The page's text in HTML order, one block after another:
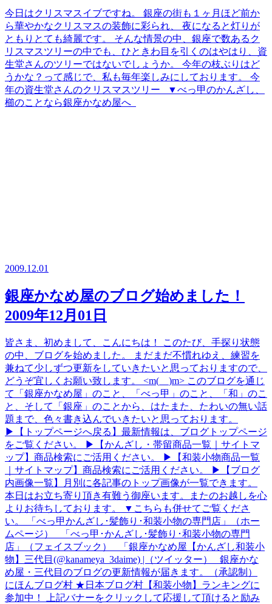
今日はクリスマスイブですね。 銀座の街も１ヶ月ほど前か
ら華やかなクリスマスの装飾に彩られ、 夜になると灯りが
ともりとても綺麗です。 そんな情景の中、銀座で数あるク
リスマスツリーの中でも、ひときわ目を引くのはやはり、資
生堂さんのツリーではないでしょうか。 今年の枝ぶりはど
うかな？って感じで、私も毎年楽しみにしております。 今
年の資生堂さんのクリスマスツリー ▼べっ甲のかんざし、
櫛のことなら銀座かなめ屋へ
2009.12.01
銀座かなめ屋のブログ始めました！
2009年12月01日
皆さま、初めまして、こんにちは！ このたび、手探り状態
の中、ブログを始めました。 まだまだ不慣れゆえ、練習を
兼ねて少しずつ更新をしていきたいと思っておりますので、
どうぞ宜しくお願い致します。 <m(__)m> このブログを通じ
て「銀座かなめ屋」のこと、「べっ甲」のこと、「和」のこ
と、そして「銀座」のことから、はたまた、たわいの無い話
題まで、色々書き込んでいきたいと思っております。
▶【トップページへ戻る】最新情報は、ブログトップページ
をご覧ください。 ▶【かんざし・帯留商品一覧｜サイトマ
ップ】商品検索にご活用ください。 ▶【和装小物商品一覧
｜サイトマップ】商品検索にご活用ください。 ▶【ブログ
内画像一覧】月別に各記事のトップ画像が一覧できます。
本日はお立ち寄り頂き有難う御座います。またのお越しを心
よりお待ちしております。 ▼こちらも併せてご覧くださ
い。 「べっ甲かんざし･髪飾り･和装小物の専門店」（ホー
ムページ） 「べっ甲･かんざし･髪飾り･和装小物の専門
店」（フェイスブック） 「銀座かなめ屋【かんざし和装小
物】三代目(@kanameya_3daime) |（ツイッター） 銀座かな
め屋・三代目のブログの更新情報が届きます。（承認制）
にほんブログ村 ★日本ブログ村【和装小物】ランキングに
参加中！ 上記バナーをクリックして応援して頂けると励み